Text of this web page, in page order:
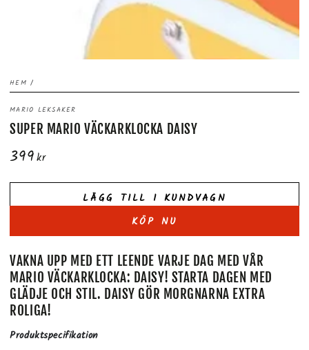
HEM /
MARIO LEKSAKER
SUPER MARIO VÄCKARKLOCKA DAISY
Ordinarie
399kr
LÄGG TILL I KUNDVAGN
KÖP NU
VAKNA UPP MED ETT LEENDE VARJE DAG MED VÅR
MARIO VÄCKARKLOCKA: DAISY! STARTA DAGEN MED
GLÄDJE OCH STIL. DAISY GÖR MORGNARNA EXTRA
ROLIGA!
Produktspecifikation